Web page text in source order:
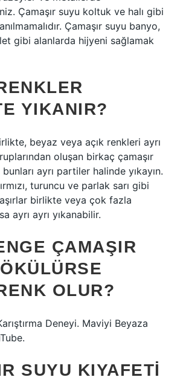
Çamaşır suyu koltuk ve halı gibi
Çamaşır suyu banyo,
gibi alanlarda hijyeni sağlamak
YIKANIR?
beyaz veya açık renkleri ayrı
oluşan birkaç çamaşır
ayrı partiler halinde yıkayın.
turuncu ve parlak sarı gibi
birlikte veya çok fazla
ayrı ayrı yıkanabilir.
ÇAMAŞIR
OLUR?
Deneyi. Maviyi Beyaza
SUYU KIYAFETI